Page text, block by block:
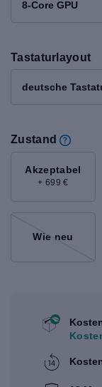
8-Core GPU
Tastaturlayout
deutsche
Zustand
Akzeptabel
+ 699 €
Wie neu